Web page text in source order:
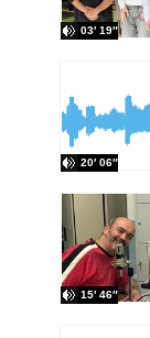
03′ 19″
20′ 06″
15′ 46″